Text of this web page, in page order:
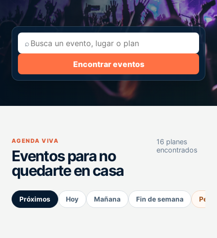
⌕
Encontrar eventos
AGENDA VIVA
Eventos para no
quedarte en casa
16 planes
encontrados
Próximos Hoy Mañana Fin de semana